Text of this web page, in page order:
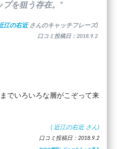
プを狙う存在。”
江の右近 さんのキャッチフレーズ)
口コミ投稿日：2018.9.2
でいろいろな層がこぞって来
( 近江の右近 さん)
口コミ投稿日：2018.9.2